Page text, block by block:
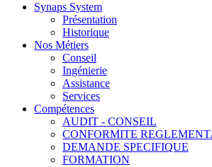
Synaps System
Présentation
Historique
Nos Métiers
Conseil
Ingénierie
Assistance
Services
Compétences
AUDIT - CONSEIL
CONFORMITE
DEMANDE SPECIFIQUE
FORMATION